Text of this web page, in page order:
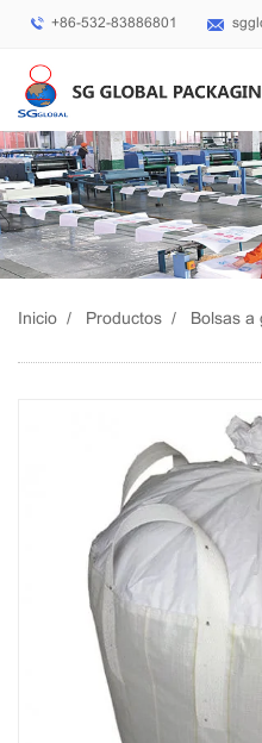
+86-532-83886801
Inicio Productos Bolsas a